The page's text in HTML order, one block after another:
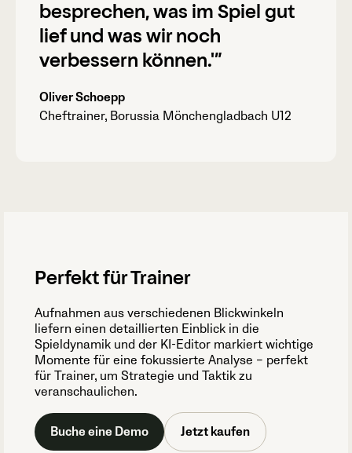
besprechen, was im Spiel gut
lief und was wir noch
verbessern können.'”
Oliver Schoepp
Cheftrainer, Borussia Mönchengladbach U12
Perfekt für Trainer
Aufnahmen aus verschiedenen Blickwinkeln
liefern einen detaillierten Einblick in die
Spieldynamik und der KI-Editor markiert wichtige
Momente für eine fokussierte Analyse – perfekt
für Trainer, um Strategie und Taktik zu
veranschaulichen.
Buche eine Demo Jetzt kaufen